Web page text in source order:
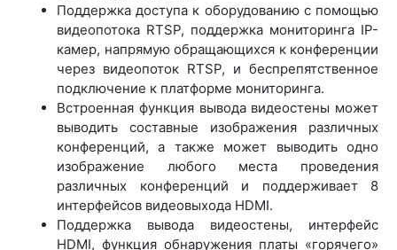
Поддержка доступа к оборудованию с помощью
видеопотока RTSP, поддержка мониторинга IP-
камер, напрямую обращающихся к конференции
через видеопоток RTSP, и беспрепятственное
подключение к платформе мониторинга.
Встроенная функция вывода видеостены может
выводить составные изображения различных
конференций, а также может выводить одно
изображение любого места проведения
различных конференций и поддерживает 8
интерфейсов видеовыхода HDMI.
Поддержка вывода видеостены, интерфейс
HDMI, функция обнаружения платы «горячего»